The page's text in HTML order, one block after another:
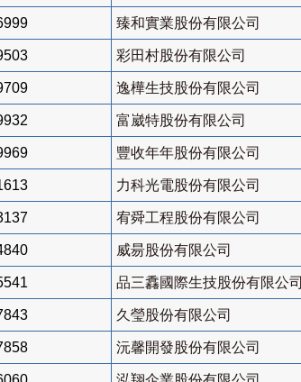
臻和實業股份有限公司
彩田村股份有限公司
逸樺生技股份有限公司
富崴特股份有限公司
豐收年年股份有限公司
力科光電股份有限公司
宥舜工程股份有限公司
威昜股份有限公司
品三馫國際生技股份有限公司
久瑩股份有限公司
沅馨開發股份有限公司